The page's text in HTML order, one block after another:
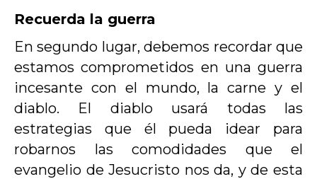
Recuerda la guerra
En segundo lugar, debemos recordar que
estamos comprometidos en una guerra
incesante con el mundo, la carne y el
diablo. El diablo usará todas las
estrategias que él pueda idear para
robarnos las comodidades que el
evangelio de Jesucristo nos da, y de esta